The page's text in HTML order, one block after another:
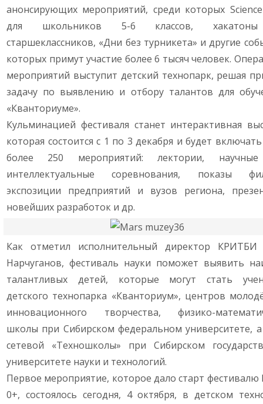
анонсирующих мероприятий, среди которых
для школьников 5-6 классов,
старшеклассников, «Дни без турникета» и другие
которых примут участие более 6 тысяч человек.
мероприятий выступит детский технопарк, решая
задачу по выявлению и отбору талантов для
«Кванториуме».
Кульминацией фестиваля станет интерактивная
которая состоится с 1 по 3 декабря и будет
более 250 мероприятий: лектории,
интеллектуальные соревнования, показы
экспозиции предприятий и вузов региона,
новейших разработок и др.
Как отметил исполнительный директор КРИТБИ
Нарчуганов, фестиваль науки поможет выявить
талантливых детей, которые могут стать
детского технопарка «Кванториум», центров
инновационного творчества, физико-
школы при Сибирском федеральном университете,
сетевой «Техношколы» при Сибирском
университете науки и технологий.
Первое мероприятие, которое дало старт фестивалю
0+, состоялось сегодня, 4 октября, в детском